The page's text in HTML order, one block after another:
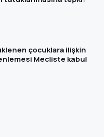
çocuklara ilişkin
Mecliste kabul